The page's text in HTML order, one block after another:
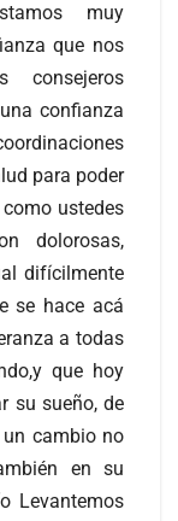
muy
que nos
consejeros
confianza
para poder
ustedes
dolorosas,
difícilmente
se hace acá
a todas
que hoy
su sueño, de
un cambio no
en su
Levantemos